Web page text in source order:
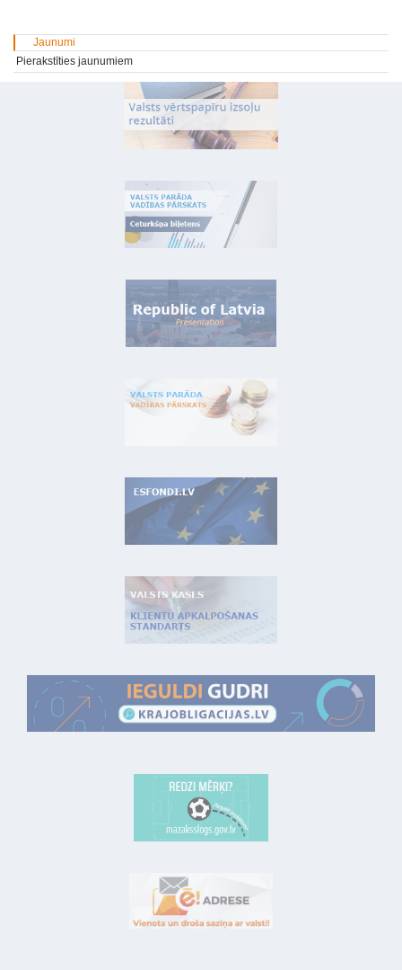
Jaunumi
Pierakstīties jaunumiem